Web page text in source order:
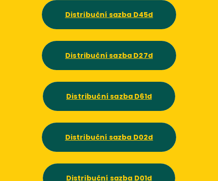
Distribuční sazba D45d
Distribuční sazba D27d
Distribuční sazba D61d
Distribuční sazba D02d
Distribuční sazba D01d